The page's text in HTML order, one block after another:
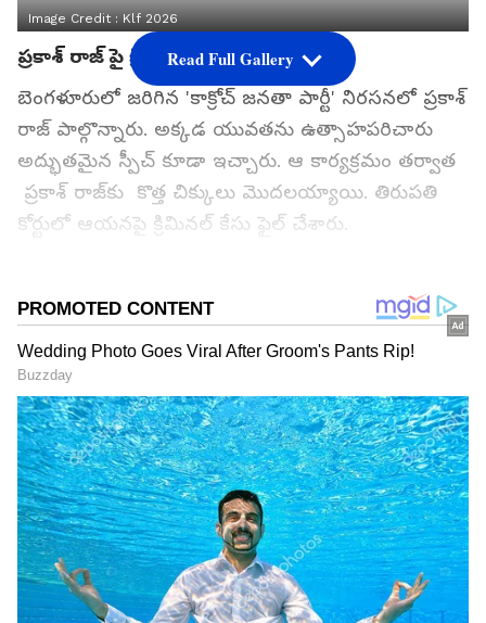
Image Credit :Klf 2026
ప్రకాశ్ రాజ్ పై క్రిమినల్ కేసు
బెంగళూరులో జరిగిన 'కాక్రోచ్ జనతా పార్టీ' నిరసనలో ప్రకాశ్
రాజ్ పాల్గొన్నారు. అక్కడ యువతను ఉత్సాహపరిచారు
అద్భుతమైన స్పీచ్ కూడా ఇచ్చారు. ఆ కార్యక్రమం తర్వాత
ప్రకాశ్ రాజ్‌కు కొత్త చిక్కులు మొదలయ్యాయి. తిరుపతి
కోర్టులో ఆయనపై క్రిమినల్ కేసు ఫైల్ చేశారు.
ను మీ ఫ్రిఫర్డ్ సోర్స్ గా ఎంచుకోండి
Read Full Gallery